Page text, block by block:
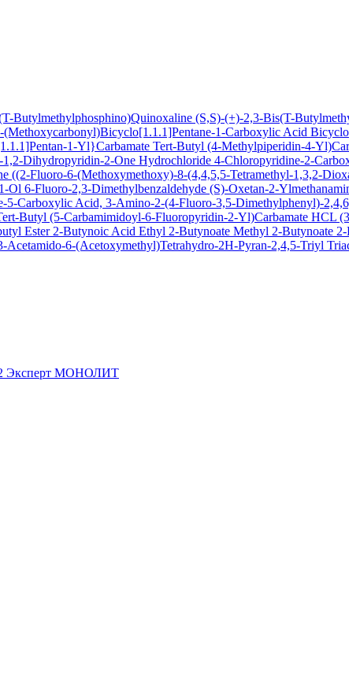
Butylmethylphosphino)Quinoxaline (S,S)-(+)-2,3-Bis(T-
(Methoxycarbonyl)Bicyclo[1.1.1]Pentane-1-Carboxylic Acid
1-Yl}Carbamate Tert-Butyl (4-Methylpiperidin-4-
Dihydropyridin-2-One Hydrochloride 4-Chloropyridine-2-
((2-Fluoro-6-(Methoxymethoxy)-8-(4,4,5,5-Tetramethyl-1,3,2-
Ol 6-Fluoro-2,3-Dimethylbenzaldehyde (S)-Oxetan-2-
5-Carboxylic Acid, 3-Amino-2-(4-Fluoro-3,5-Dimethylphenyl)-
Butyl (5-Carbamimidoyl-6-Fluoropyridin-2-Yl)Carbamate HCL
Ester 2-Butynoic Acid Ethyl 2-Butynoate Methyl 2-Butynoate
Acetamido-6-(Acetoxymethyl)Tetrahydro-2H-Pyran-2,4,5-Triyl
Эксперт МОНОЛИТ